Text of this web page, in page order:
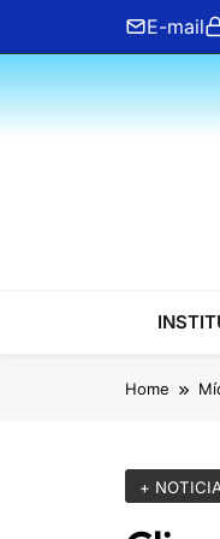
content
E-mail
Home
+